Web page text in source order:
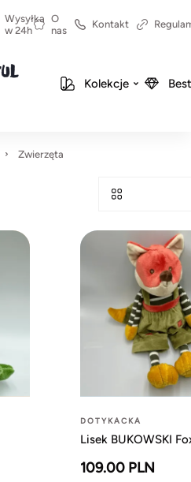
Wysyłka
w 24h
O
nas
Kontakt
Kolekcje
Zwierzęta
DOTYKACKA
Lisek BUKOWSKI
109.00 PLN